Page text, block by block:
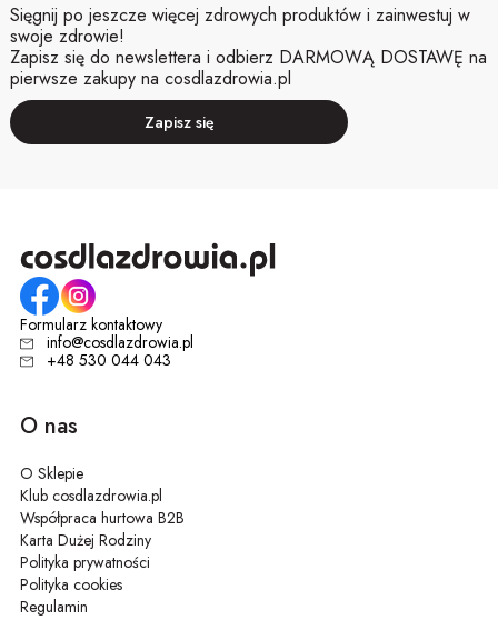
Sięgnij po jeszcze więcej zdrowych produktów i zainwestuj w
swoje zdrowie!
Zapisz się do newslettera i odbierz DARMOWĄ DOSTAWĘ na
pierwsze zakupy na cosdlazdrowia.pl
Zapisz się
Formularz kontaktowy
info@cosdlazdrowia.pl
+48 530 044 043
O nas
O Sklepie
Klub cosdlazdrowia.pl
Współpraca hurtowa B2B
Karta Dużej Rodziny
Polityka prywatności
Polityka cookies
Regulamin